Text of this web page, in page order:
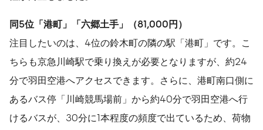
同5位「港町」「六郷土手」（81,000 円）
注目したいのは、4位の鈴木町の隣の駅「港町」です。こ
ちらも京急川崎駅で乗り換えが必要となりますが、約24
分で羽田空港へアクセスできます。さらに、港町南口側に
あるバス停「川崎競馬場前」から約40分で羽田空港へ行
けるバスが、30分に1本程度の頻度で出ているため、荷物